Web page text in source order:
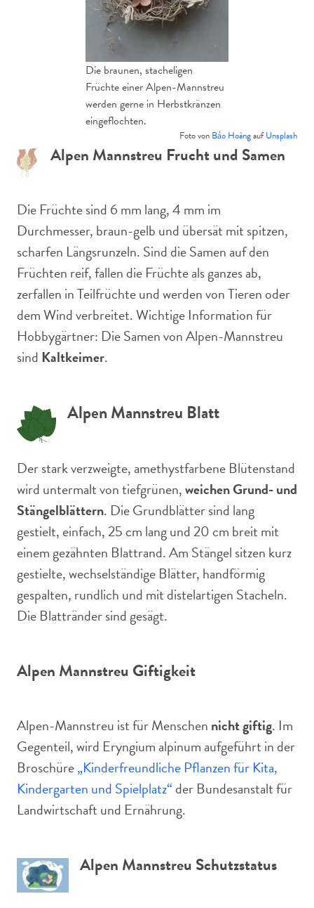
Die braunen, stacheligen
Früchte einer Alpen-Mannstreu
werden gerne in Herbstkränzen
eingeflochten.
Foto von Bảo HoàngaufUnsplash
Alpen Mannstreu Frucht und Samen
Die Früchte sind 6 mm lang, 4 mm im
Durchmesser, braun-gelb und übersät mit spitzen,
scharfen Längsrunzeln. Sind die Samen auf den
Früchten reif, fallen die Früchte als ganzes ab,
zerfallen in Teilfrüchte und werden von Tieren oder
dem Wind verbreitet. Wichtige Information für
Hobbygärtner: Die Samen von Alpen-Mannstreu
sind Kaltkeimer.
Alpen Mannstreu Blatt
Der stark verzweigte, amethystfarbene Blütenstand
wird untermalt von tiefgrünen,weichen Grund- und
Stängelblättern. Die Grundblätter sind lang
gestielt, einfach, 25 cm lang und 20 cm breit mit
einem gezähnten Blattrand. Am Stängel sitzen kurz
gestielte, wechselständige Blätter, handförmig
gespalten, rundlich und mit distelartigen Stacheln.
Die Blattränder sind gesägt.
Alpen Mannstreu Giftigkeit
Alpen-Mannstreu ist für Menschen nicht giftig. Im
Gegenteil, wird Eryngium alpinum aufgeführt in der
Broschüre„Kinderfreundliche Pflanzen für Kita,
Kindergarten und Spielplatz“ der Bundesanstalt für
Landwirtschaft und Ernährung.
Alpen Mannstreu Schutzstatus